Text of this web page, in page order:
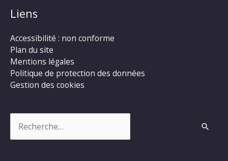
Liens
Accessibilité : non conforme
Plan du site
Mentions légales
Politique de protection des données
Gestion des cookies